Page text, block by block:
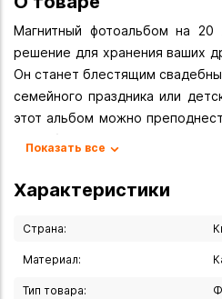
Магнитный фотоальбом на
решение для хранения ваших
Он станет блестящим
семейного праздника или
этот альбом можно
свадьбу молодожёнам,
Вы можете купить
курьером по Иркутску или
всей России.
Показать все
Характеристики
Страна:
Материал:
Тип товара: